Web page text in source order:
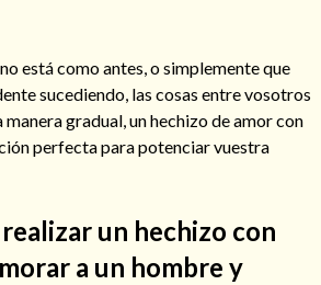
está como antes, o simplemente que
sucediendo, las cosas entre vosotros
manera gradual, un hechizo de amor con
perfecta para potenciar vuestra
un hechizo con
a un hombre y